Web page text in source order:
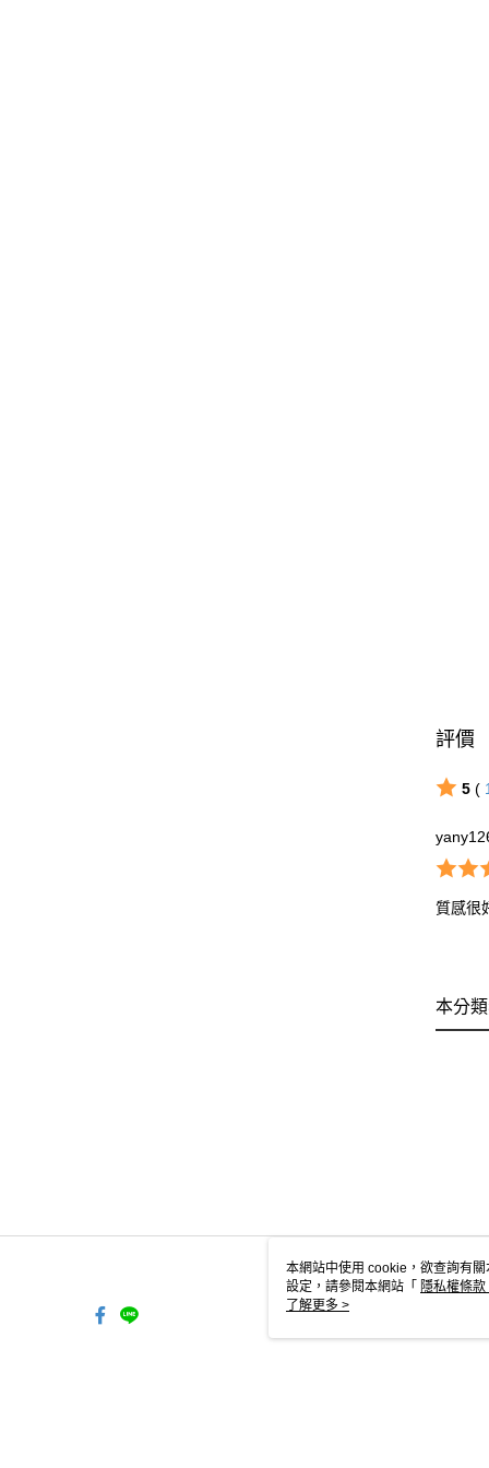
評價
5(
質感很
本分
本網站中使用 cookie，欲查詢有
設定，請參閱本網站「 隱私權條款
使用 cookie。
了解更多 >